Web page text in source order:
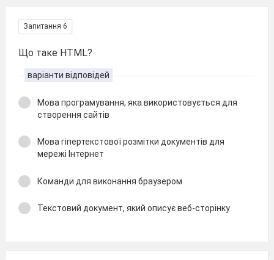
Запитання 6
Що таке HTML?
варіанти відповідей
Мова програмування, яка використовується для
створення сайтів
Мова гіпертекстової розмітки документів для
мережі Інтернет
Команди для виконання браузером
Текстовий документ, який описує веб-сторінку